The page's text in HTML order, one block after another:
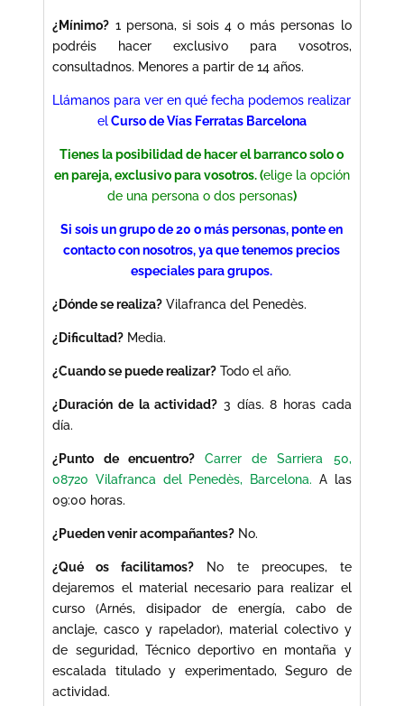
¿Mínimo? 1 persona, si sois 4 o más personas lo
podréis hacer exclusivo para vosotros,
consultadnos. Menores a partir de 14 años.
Llámanos para ver en qué fecha podemos realizar
elCurso de Vías Ferratas Barcelona
Tienes la posibilidad de hacer el barranco solo o
en pareja, exclusivo para vosotros. (elige la opción
de una persona o dos personas)
Si sois un grupo de 20 o más personas, ponte en
contacto con nosotros, ya que tenemos precios
especiales para grupos.
¿Dónde se realiza? Vilafranca del Penedès.
¿Dificultad? Media.
¿Cuando se puede realizar? Todo el año.
¿Duración de la actividad? 3 días. 8 horas cada
día.
¿Punto de encuentro?
Carrer de Sarriera 50,
08720 Vilafranca del Penedès, Barcelona. A las
09:00 horas.
¿Pueden venir acompañantes? No.
¿Qué os facilitamos? No te preocupes, te
dejaremos el material necesario para realizar el
curso (Arnés, disipador de energía, cabo de
anclaje, casco y rapelador), material colectivo y
de seguridad, Técnico deportivo en montaña y
escalada titulado y experimentado, Seguro de
actividad.